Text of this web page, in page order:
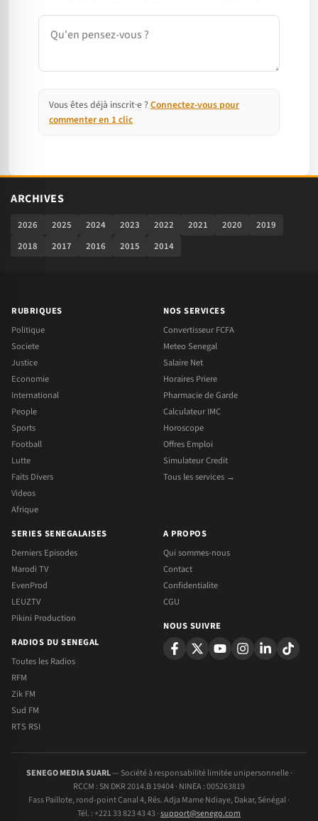
Commentaire
Vous êtes déjà inscrit·e ? Connectez-vous pour
commenter en 1 clic
ARCHIVES
2026 2025 2024 2023 2022 2021 2020
2019
2018
2017 2016 2015 2014
RUBRIQUES
Politique
Societe
Justice
Economie
International
People
Sports
Football
Lutte
Faits Divers
Videos
Afrique
NOS SERVICES
Convertisseur FCFA
Meteo Senegal
Salaire Net
Horaires Priere
Pharmacie de Garde
Calculateur IMC
Horoscope
Offres Emploi
Simulateur Credit
Tous les services →
SERIES SENEGALAISES
Derniers Episodes
Marodi TV
EvenProd
LEUZTV
Pikini Production
RADIOS DU SENEGAL
Toutes les Radios
RFM
Zik FM
Sud FM
RTS RSI
A PROPOS
Qui sommes-nous
Contact
Confidentialite
CGU
NOUS SUIVRE
SENEGO MEDIA SUARL— Société à responsabilité limitée unipersonnelle ·
RCCM : SN DKR 2014.B 19404 · NINEA : 005263819
Fass Paillote, rond-point Canal 4, Rés. Adja Mame Ndiaye, Dakar, Sénégal ·
Tél. : +221 33 823 43 43 ·support@senego.com